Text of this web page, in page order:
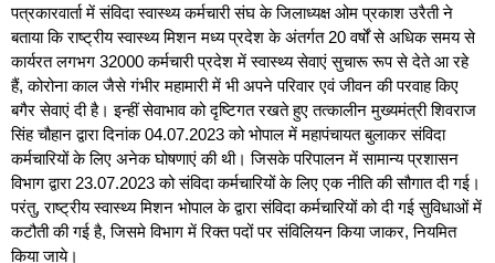
पत्रकारवार्ता में संविदा स्वास्थ्य कर्मचारी संघ के जिलाध्यक्ष ओम प्रकाश उरैती ने
बताया कि राष्ट्रीय स्वास्थ्य मिशन मध्य प्रदेश के अंतर्गत 20 वर्षों से अधिक समय से
कार्यरत लगभग 32000 कर्मचारी प्रदेश में स्वास्थ्य सेवाएं सुचारू रूप से देते आ रहे
हैं, कोरोना काल जैसे गंभीर महामारी में भी अपने परिवार एवं जीवन की परवाह किए
बगैर सेवाएं दी है। इन्हीं सेवाभाव को दृष्टिगत रखते हुए तत्कालीन मुख्यमंत्री शिवराज
सिंह चौहान द्वारा दिनांक 04.07.2023 को भोपाल में महापंचायत बुलाकर संविदा
कर्मचारियों के लिए अनेक घोषणाएं की थी। जिसके परिपालन में सामान्य प्रशासन
विभाग द्वारा 23.07.2023 को संविदा कर्मचारियों के लिए एक नीति की सौगात दी गई।
परंतु, राष्ट्रीय स्वास्थ्य मिशन भोपाल के द्वारा संविदा कर्मचारियों को दी गई सुविधाओं में
कटौती की गई है, जिसमे विभाग में रिक्त पदों पर संविलियन किया जाकर, नियमित
किया जाये।